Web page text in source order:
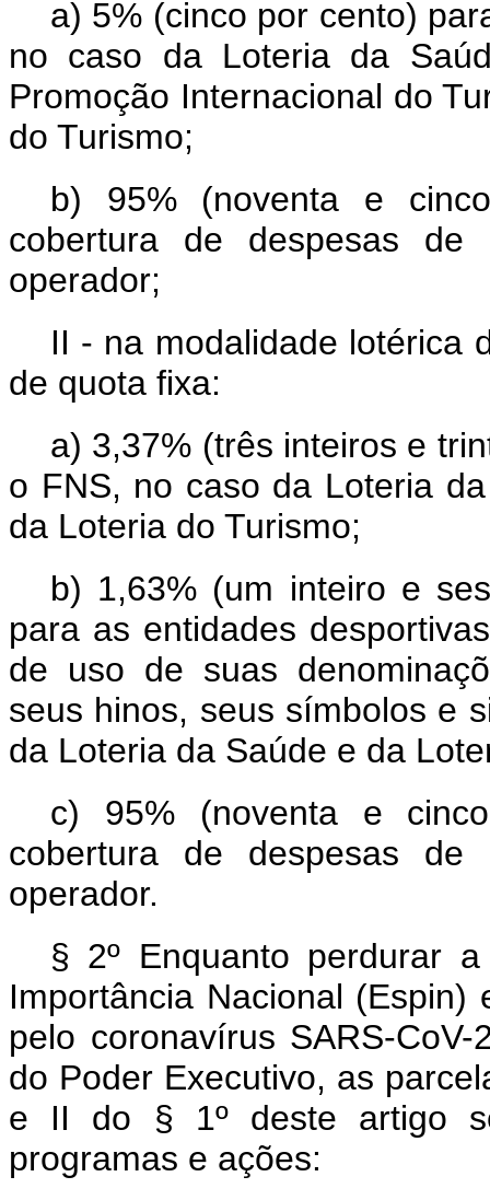
a) 5% (cinco por cento)
no caso da Loteria da
Promoção Internacional do
do Turismo;
b) 95% (noventa e
cobertura de despesas
operador;
II - na modalidade lotérica
de quota fixa:
a) 3,37% (três inteiros e
o FNS, no caso da Loteria
da Loteria do Turismo;
b) 1,63% (um inteiro e
para as entidades
de uso de suas
seus hinos, seus símbolos e
da Loteria da Saúde e da
c) 95% (noventa e
cobertura de despesas
operador.
§ 2º Enquanto perdurar
Importância Nacional
pelo coronavírus SARS-
do Poder Executivo, as
e II do § 1º deste artigo
programas e ações: